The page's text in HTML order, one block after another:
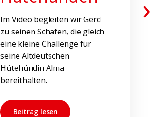
Im Video begleiten wir Gerd
zu seinen Schafen, die gleich
eine kleine Challenge für
seine Altdeutschen
Hütehündin Alma
bereithalten.
Beitrag lesen
›